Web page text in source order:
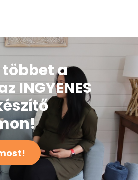
a
INGYENES